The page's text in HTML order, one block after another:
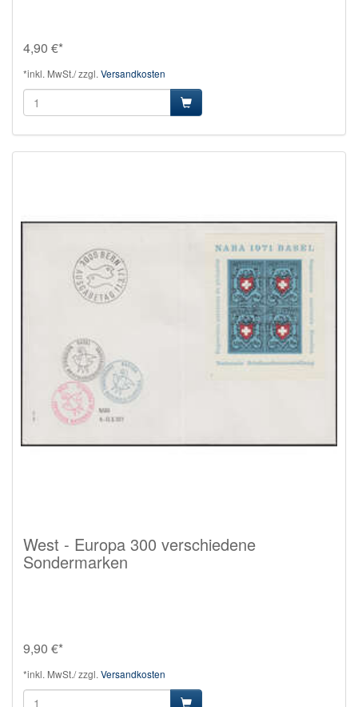
4,90 €*
*inkl. MwSt./ zzgl. Versandkosten
West - Europa 300 verschiedene
Sondermarken
9,90 €*
*inkl. MwSt./ zzgl. Versandkosten